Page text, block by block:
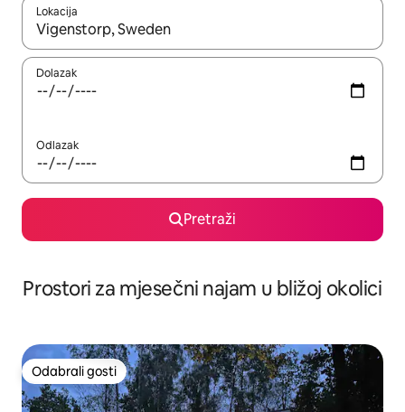
Lokacija
Kada budu dostupni rezultati, moći ćete ih pregledati
Dolazak
Odlazak
Pretraži
Prostori za mjesečni najam u bližoj okolici
Odabrali gosti
Odabrali gosti